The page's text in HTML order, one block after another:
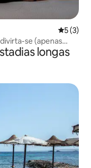
5 de
5 (3)
se (apenas
longas